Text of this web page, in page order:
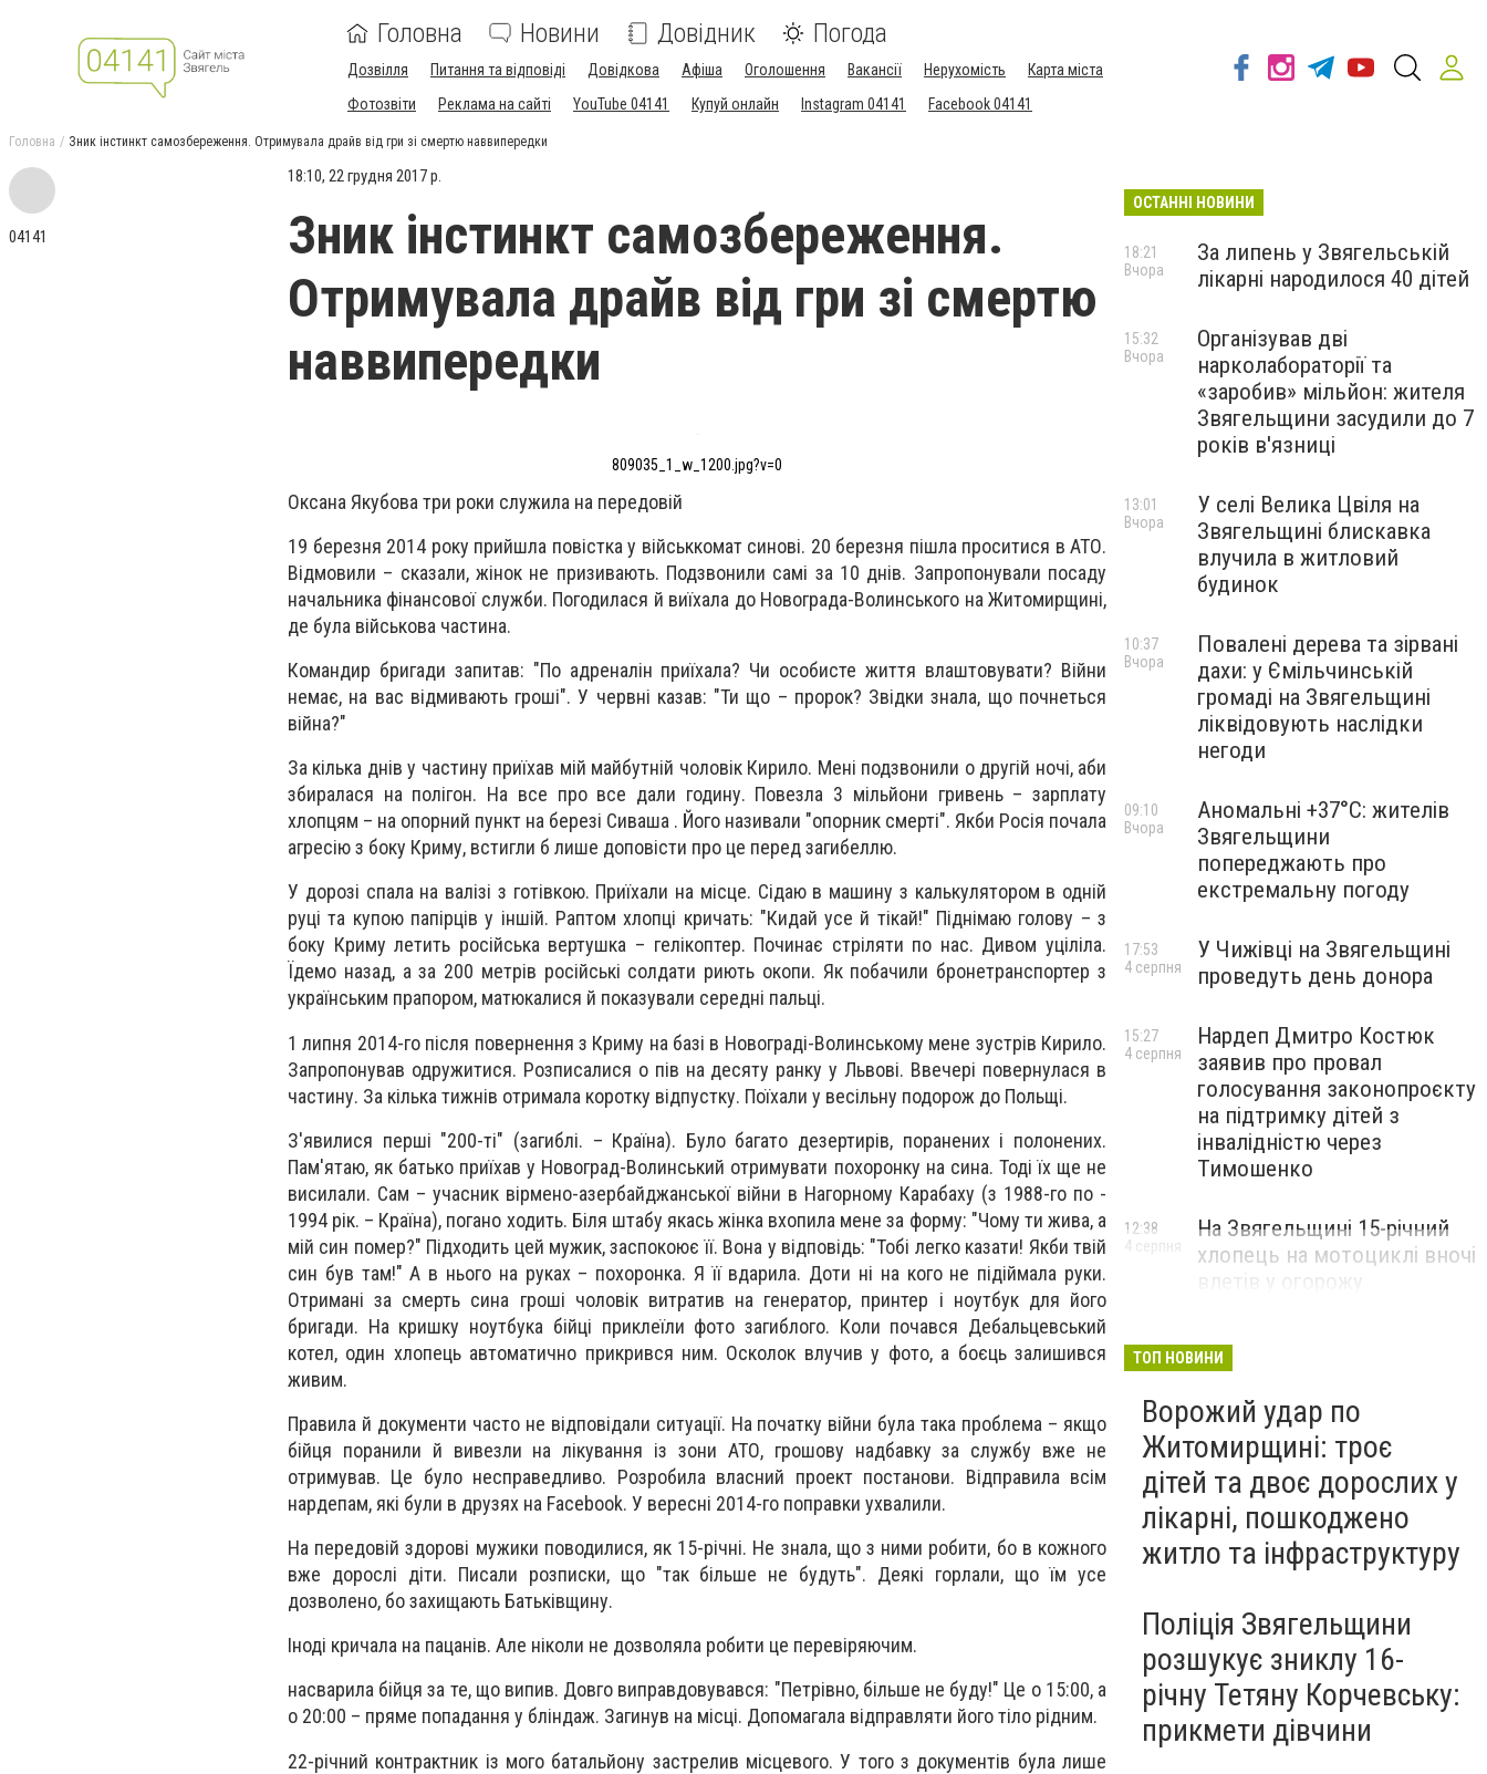
Головна Новини Довідник Погода
Дозвілля Питання та відповіді Довідкова Афіша Оголошення Вакансії Нерухомість
Карта міста
Фотозвіти
Реклама на сайті YouTube 04141 Купуй онлайн Instagram 04141 Facebook 04141
Головна Зник інстинкт самозбереження. Отримувала драйв від гри зі смертю наввипередки
04141
18:10, 22 грудня 2017 р.
Зник інстинкт самозбереження.
Отримувала драйв від гри зі смертю
наввипередки
809035_1_w_1200.jpg?v=0
Оксана Якубова три роки служила на передовій
19 березня 2014 року прийшла повістка у військкомат синові. 20 березня пішла проситися в АТО.
Відмовили – сказали, жінок не призивають. Подзвонили самі за 10 днів. Запропонували посаду
начальника фінансової служби. Погодилася й виїхала до Новограда-Волинського на Житомирщині,
де була військова частина.
Командир бригади запитав: "По адреналін приїхала? Чи особисте життя влаштовувати? Війни
немає, на вас відмивають гроші". У червні казав: "Ти що – пророк? Звідки знала, що почнеться
війна?"
За кілька днів у частину приїхав мій майбутній чоловік Кирило. Мені подзвонили о другій ночі, аби
збиралася на полігон. На все про все дали годину. Повезла 3 мільйони гривень – зарплату
хлопцям – на опорний пункт на березі Сиваша . Його називали "опорник смерті". Якби Росія почала
агресію з боку Криму, встигли б лише доповісти про це перед загибеллю.
У дорозі спала на валізі з готівкою. Приїхали на місце. Сідаю в машину з калькулятором в одній
руці та купою папірців у іншій. Раптом хлопці кричать: "Кидай усе й тікай!" Піднімаю голову – з
боку Криму летить російська вертушка – гелікоптер. Починає стріляти по нас. Дивом уціліла.
Їдемо назад, а за 200 метрів російські солдати риють окопи. Як побачили бронетранспортер з
українським прапором, матюкалися й показували середні пальці.
1 липня 2014-го після повернення з Криму на базі в Новограді-Волинському мене зустрів Кирило.
Запропонував одружитися. Розписалися о пів на десяту ранку у Львові. Ввечері повернулася в
частину. За кілька тижнів отримала коротку відпустку. Поїхали у весільну подорож до Польщі.
З'явилися перші "200-ті" (загиблі. – Країна). Було багато дезертирів, поранених і полонених.
Пам'ятаю, як батько приїхав у Новоград-Волинський отримувати похоронку на сина. Тоді їх ще не
висилали. Сам – учасник вірмено-­азербайджанської війни в Нагорному Карабаху (з 1988-го по ­
1994 рік. – Країна), погано ходить. Біля штабу якась жінка вхопила мене за форму: "Чому ти жива, а
мій син помер?" Підходить цей мужик, заспокоює її. Вона у відповідь: "Тобі легко казати! Якби твій
син був там!" А в нього на руках – похоронка. Я її вдарила. Доти ні на кого не підіймала руки.
Отримані за смерть сина гроші чоловік витратив на генератор, принтер і ноутбук для його
бригади. На кришку ноутбука бійці приклеїли фото загиблого. Коли почався Дебальцевський
котел, один хлопець автоматично прикрився ним. Осколок влучив у фото, а боєць залишився
живим.
Правила й документи часто не відповідали ситуації. На початку війни була така проблема – якщо
бійця поранили й вивезли на лікування із зони АТО, грошову надбавку за службу вже не
отримував. Це було несправедливо. Розробила власний проект постанови. Відправила всім
нардепам, які були в друзях на Facebook. У вересні 2014-го поправки ухвалили.
На передовій здорові мужики поводилися, як 15-річні. Не знала, що з ними робити, бо в кожного
вже дорослі діти. Писали розписки, що "так більше не будуть". Деякі горлали, що їм усе
дозволено, бо захищають Батьківщину.
Іноді кричала на пацанів. Але ніколи не дозволяла робити це перевіряючим.
насварила бійця за те, що випив. Довго виправдовувався: "Петрівно, більше не буду!" Це о 15:00, а
о 20:00 – пряме попадання у бліндаж. Загинув на місці. Допомагала відправляти його тіло рідним.
22-річний контрактник із мого батальйону застрелив місцевого. У того з документів була лише
ОСТАННІ НОВИНИ
За липень у Звягельській
лікарні народилося 40 дітей
18:21
Вчора
Організував дві
нарколабораторії та
«заробив» мільйон: жителя
Звягельщини засудили до 7
років в'язниці
15:32
Вчора
У селі Велика Цвіля на
Звягельщині блискавка
влучила в житловий
будинок
13:01
Вчора
Повалені дерева та зірвані
дахи: у Ємільчинській
громаді на Звягельщині
ліквідовують наслідки
негоди
10:37
Вчора
Аномальні +37°C: жителів
Звягельщини
попереджають про
екстремальну погоду
09:10
Вчора
У Чижівці на Звягельщині
проведуть день донора
17:53
4 серпня
Нардеп Дмитро Костюк
заявив про провал
голосування законопроєкту
на підтримку дітей з
інвалідністю через
Тимошенко
15:27
4 серпня
На Звягельщині 15-річний
хлопець на мотоциклі вночі
12:38
4 серпня
ТОП НОВИНИ
Ворожий удар по
Житомирщині: троє
дітей та двоє дорослих у
лікарні, пошкоджено
житло та інфраструктуру
Поліція Звягельщини
розшукує зниклу 16-
річну Тетяну Корчевську:
прикмети дівчини